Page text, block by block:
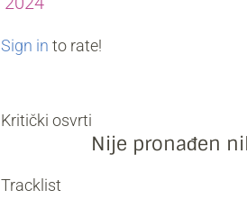
Sign in to rate!
Kritički osvrti
Nije pronađen
Tracklist